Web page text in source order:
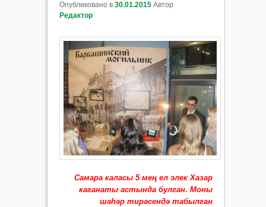
Опубликовано в 30.01.2015 Автор
Редактор
Самара каласы 5 мең ел элек Хазар
каганаты астында булган. Моны
шәһәр тирәсендә табылган